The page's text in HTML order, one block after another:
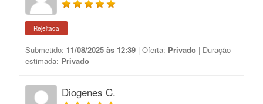
Rejeitada
Submetido: 11/08/2025 às 12:39 | Oferta: Privado | Duração
estimada: Privado
Diogenes C.